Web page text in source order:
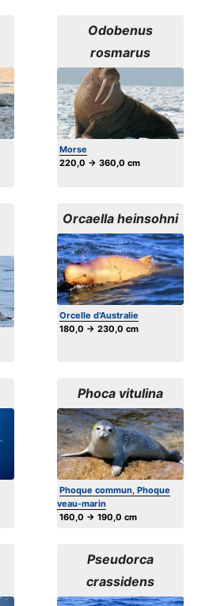
Odobenus
rosmarus
Morse
220,0 → 360,0 cm
Orcaella heinsohni
Orcelle d'Australie
180,0 → 230,0 cm
Phoca vitulina
Phoque commun, Phoque
veau-marin
160,0 → 190,0 cm
Pseudorca
crassidens